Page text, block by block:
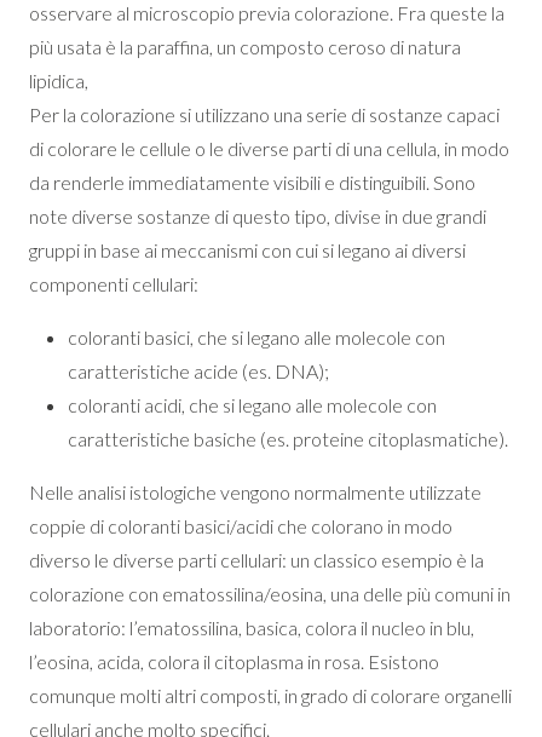
osservare al microscopio previa colorazione. Fra queste la
più usata è la paraffina, un composto ceroso di natura
lipidica,
Per la colorazione si utilizzano una serie di sostanze capaci
di colorare le cellule o le diverse parti di una cellula, in modo
da renderle immediatamente visibili e distinguibili. Sono
note diverse sostanze di questo tipo, divise in due grandi
gruppi in base ai meccanismi con cui si legano ai diversi
componenti cellulari:
coloranti basici, che si legano alle molecole con
caratteristiche acide (es. DNA);
coloranti acidi, che si legano alle molecole con
caratteristiche basiche (es. proteine citoplasmatiche).
Nelle analisi istologiche vengono normalmente utilizzate
coppie di coloranti basici/acidi che colorano in modo
diverso le diverse parti cellulari: un classico esempio è la
colorazione con ematossilina/eosina, una delle più comuni in
laboratorio: l’ematossilina, basica, colora il nucleo in blu,
l’eosina, acida, colora il citoplasma in rosa. Esistono
comunque molti altri composti, in grado di colorare organelli
cellulari anche molto specifici.